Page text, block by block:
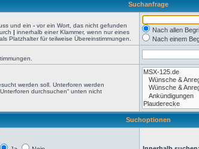
Suchanfrage
und ein - vor ein Wort, das nicht gefunden
| innerhalb einer Klammer, wenn nur eines
Platzhalter für teilweise Übereinstimmungen.
Nach allen
Nach einem
werden soll. Unterforen werden
durchsuchen“ unten nicht
Suchoptionen